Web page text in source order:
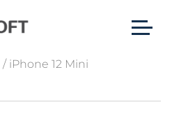
/ iPhone 12 Mini